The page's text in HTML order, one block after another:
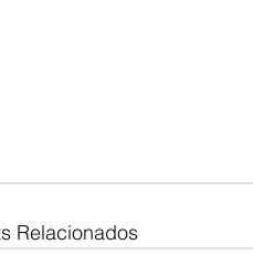
Relacionados